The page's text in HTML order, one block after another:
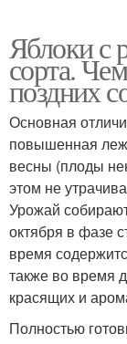
Яблоки с
сорта.
поздних
Основная
повышенная
весны (плоды
этом не
Урожай
октября в фазе
время
также во время
красящих и
Полностью